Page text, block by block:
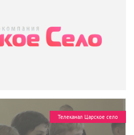
Телеканал Царское село